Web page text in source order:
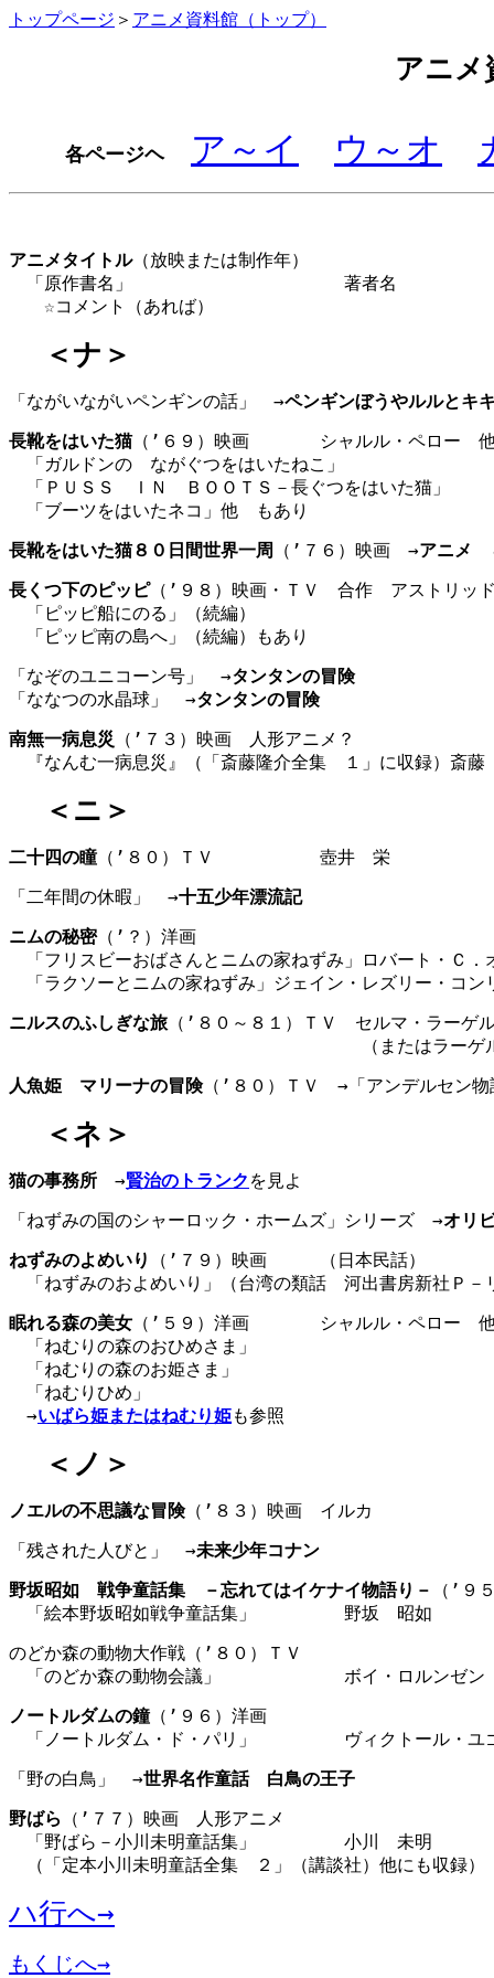
トップページ ＞ アニメ資料館（トップ）
アニメ
各ページヘ ア～イ ウ～オ
アニメタイトル（放映または制作年）
「原作書名」　　　　　　　　　　　　著者名　　　　　
☆コメント（あれば）
＜ナ＞
「ながいながいペンギンの話」　→ペンギンぼうやルルとキ
長靴をはいた猫（’６９）映画　　　　シャルル・ペロー　
「ガルドンの　ながぐつをはいたねこ」
「ＰＵＳＳ　ＩＮ　ＢＯＯＴＳ－長ぐつをはいた猫」
「ブーツをはいたネコ」他　もあり
長靴をはいた猫８０日間世界一周
（’７６）映画　→アニメ
長くつ下のピッピ（’９８）映画・ＴＶ　合作　アストリッ
「ピッピ船にのる」（続編）
「ピッピ南の島へ」（続編）もあり
「なぞのユニコーン号」　→タンタンの冒険
「ななつの水晶球」　→タンタンの冒険
南無一病息災
（’７３）映画　人形アニメ？
『なんむ一病息災』（「斎藤隆介全集　１」に収録）斎
＜ニ＞
二十四の瞳 （’８０）ＴＶ　　　　　　壺井　栄　　　　
「二年間の休暇」　→十五少年漂流記
ニムの秘密（’？）洋画
「フリスビーおばさんとニムの家ねずみ」ロバート・Ｃ．
「ラクソーとニムの家ねずみ」ジェイン・レズリー・コ
ニルスのふしぎな旅 （’８０～８１）ＴＶ　セルマ・ラーゲ
（またはラーゲルリョ
人魚姫　マリーナの冒険（’８０）ＴＶ　→「アンデルセン
＜ネ＞
猫の事務所 →賢治のトランク を見よ
「ねずみの国のシャーロック・ホームズ」シリーズ　→オリ
ねずみのよめいり
（’７９）映画　　　（日本民話）　　
「ねずみのおよめいり」（台湾の類話　河出書房新社Ｐ－
眠れる森の美女 （’５９）洋画　　　　シャルル・ペロー
「ねむりの森のおひめさま」
「ねむりの森のお姫さま」
「ねむりひめ」
→いばら姫またはねむり姫も参照
＜ノ＞
ノエルの不思議な冒険（’８３）映画　イルカ　　　　　　
「残された人びと」　→未来少年コナン
野坂昭如　戦争童話集　－忘れてはイケナイ物語り－
（’９
「絵本野坂昭如戦争童話集」　　　　　野坂　昭如　　
のどか森の動物大作戦（’８０）ＴＶ
「のどか森の動物会議」　　　　　　　ボイ・ロルンゼン
ノートルダムの鐘（’９６）洋画
「ノートルダム・ド・パリ」　　　　　ヴィクトール・
「野の白鳥」　→世界名作童話　白鳥の王子
野ばら
（’７７）映画　人形アニメ
「野ばら－小川未明童話集」　　　　　小川　未明　　
（「定本小川未明童話全集　２」（講談社）他にも収録）
ハ行へ→
もくじへ→